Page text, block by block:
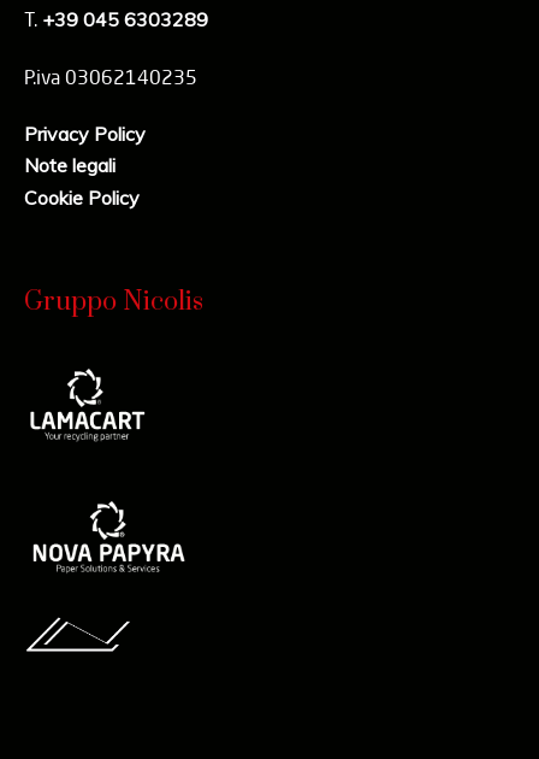
T. +39 045 6303289
P.iva 03062140235
Privacy Policy
Note legali
Cookie Policy
Gruppo Nicolis